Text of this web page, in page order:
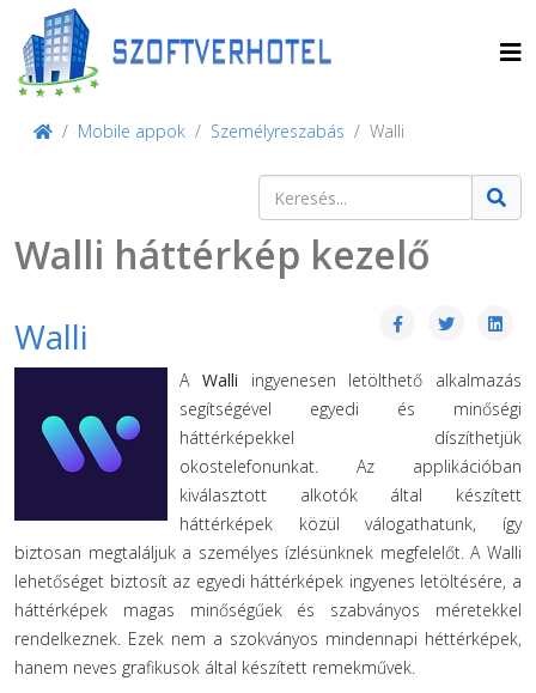
Mobile appok Személyreszabás Walli
Keresés
Walli háttérkép kezelő
Walli
A Walli ingyenesen letölthető alkalmazás
segítségével egyedi és minőségi
háttérképekkel díszíthetjük
okostelefonunkat. Az applikációban
kiválasztott alkotók által készített
háttérképek közül válogathatunk, így
biztosan megtaláljuk a személyes ízlésünknek megfelelőt. A Walli
lehetőséget biztosít az egyedi háttérképek ingyenes letöltésére, a
háttérképek magas minőségűek és szabványos méretekkel
rendelkeznek. Ezek nem a szokványos mindennapi héttérképek,
hanem neves grafikusok által készített remekművek.